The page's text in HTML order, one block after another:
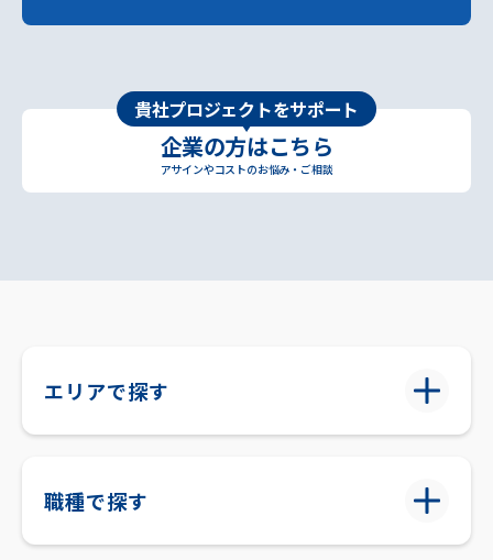
貴社プロジェクトをサポート
企業の方はこちら
アサインやコストのお悩み・ご相談
エリアで探す
職種で探す